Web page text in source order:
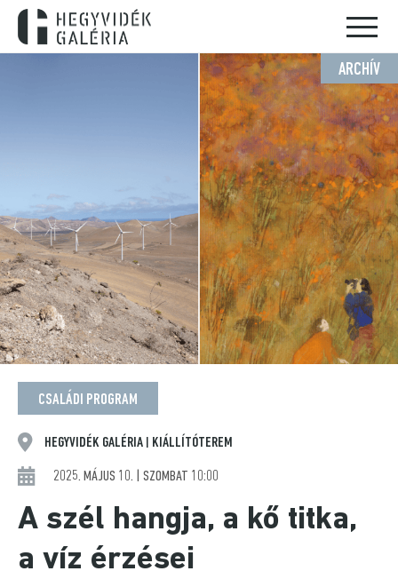
ARCHÍV
CSALÁDI PROGRAM
HEGYVIDÉK GALÉRIA KIÁLLÍTÓTEREM
2025. MÁJUS 10. | SZOMBAT 10:00
A szél hangja, a kő titka,
a víz érzései